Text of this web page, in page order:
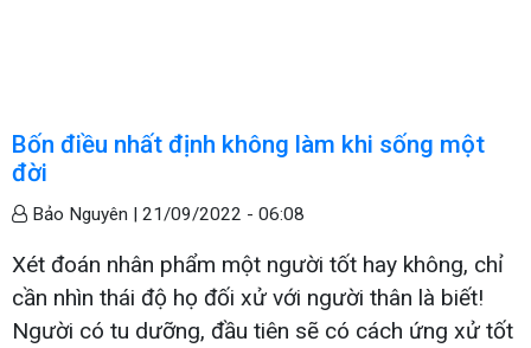
Bốn điều nhất định không làm khi sống một
đời
Bảo Nguyên | 21/09/2022 - 06:08
Xét đoán nhân phẩm một người tốt hay không, chỉ
cần nhìn thái độ họ đối xử với người thân là biết!
Người có tu dưỡng, đầu tiên sẽ có cách ứng xử tốt